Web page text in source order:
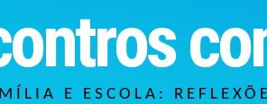
E ESCOLA: